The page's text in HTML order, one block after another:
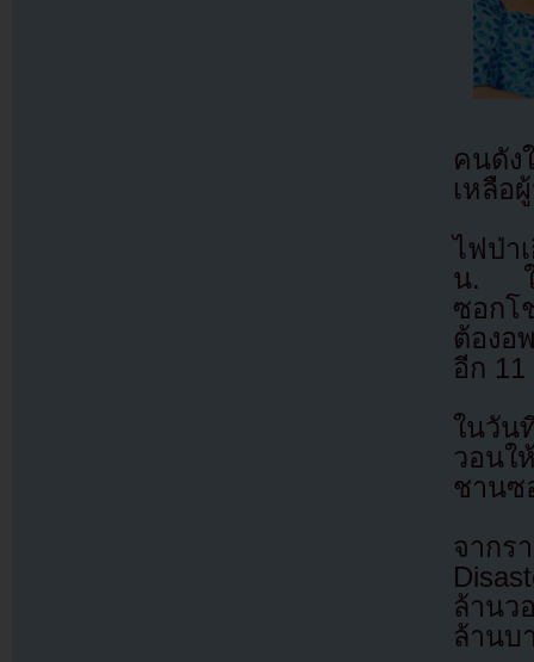
คนดัง
เหลือ
ไฟป่า
น. ใก
ซอกโ
ต้องอ
อีก
ในวัน
วอนใ
ชานซ
จากร
ล้านว
ล้านบ